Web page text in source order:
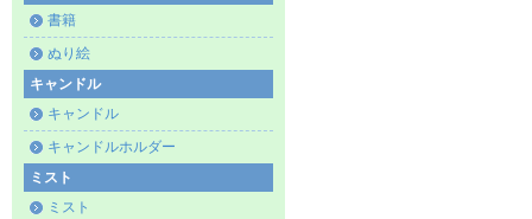
書籍
ぬり絵
キャンドル
キャンドル
キャンドルホルダー
ミスト
ミスト